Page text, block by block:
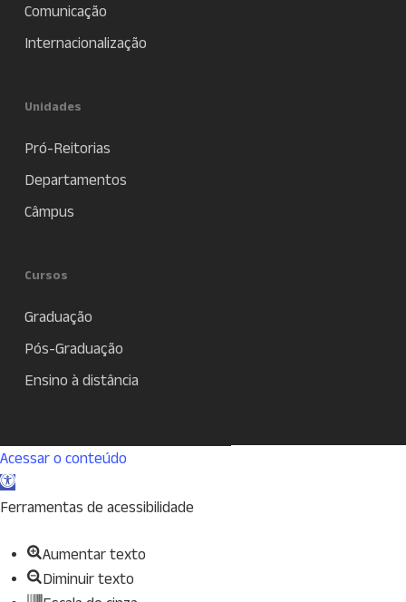
Comunicação
Internacionalização
Unidades
Pró-Reitorias
Departamentos
Câmpus
Cursos
Graduação
Pós-Graduação
Ensino à distância
Acessar o conteúdo
Abrir
a
de
ferramentas
Ferramentas de acessibilidade
Aumentar texto
Diminuir texto